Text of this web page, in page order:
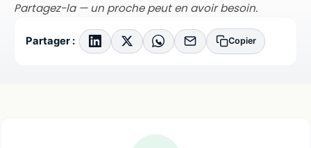
Partagez-la — un proche peut en avoir besoin.
Partager : Copier